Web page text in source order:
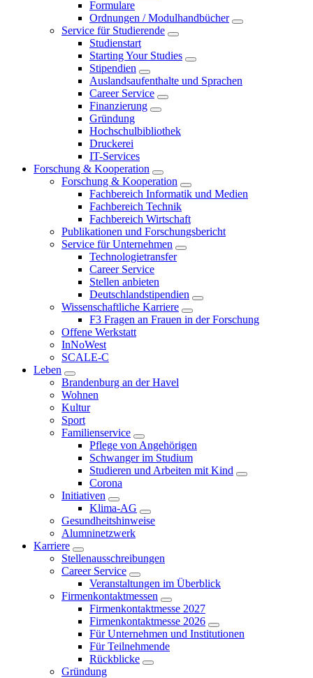
Formulare
Ordnungen / Modulhandbücher
Service für Studierende
Studienstart
Starting Your Studies
Stipendien
Auslandsaufenthalte und Sprachen
Career Service
Finanzierung
Gründung
Hochschulbibliothek
Druckerei
IT-Services
Forschung & Kooperation
Forschung & Kooperation
Fachbereich Informatik und Medien
Fachbereich Technik
Fachbereich Wirtschaft
Publikationen und Forschungsbericht
Service für Unternehmen
Technologietransfer
Career Service
Stellen anbieten
Deutschlandstipendien
Wissenschaftliche Karriere
F3 Fragen an Frauen in der Forschung
Offene Werkstatt
InNoWest
SCALE-C
Leben
Brandenburg an der Havel
Wohnen
Kultur
Sport
Familienservice
Pflege von Angehörigen
Schwanger im Studium
Studieren und Arbeiten mit Kind
Corona
Initiativen
Klima-AG
Gesundheitshinweise
Alumninetzwerk
Karriere
Stellenausschreibungen
Career Service
Veranstaltungen im Überblick
Firmenkontaktmessen
Firmenkontaktmesse 2027
Firmenkontaktmesse 2026
Für Unternehmen und Institutionen
Für Teilnehmende
Rückblicke
Gründung